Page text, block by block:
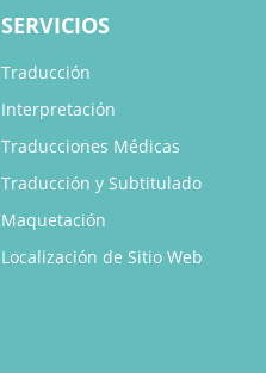
SERVICIOS
Traducción
Interpretación
Traducciones Médicas
Traducción y Subtitulado
Maquetación
Localización de Sitio Web